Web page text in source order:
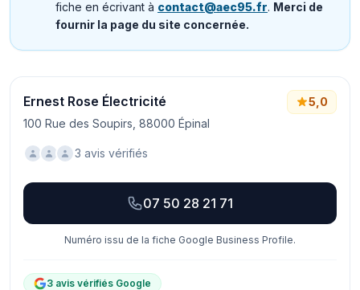
fiche en écrivant à contact@aec95.fr. Merci de
fournir la page du site concernée.
Ernest Rose Électricité
100 Rue des Soupirs, 88000 Épinal
5,0
3 avis vérifiés
07 50 28 21 71
Numéro issu de la fiche Google Business Profile.
3 avis vérifiés Google